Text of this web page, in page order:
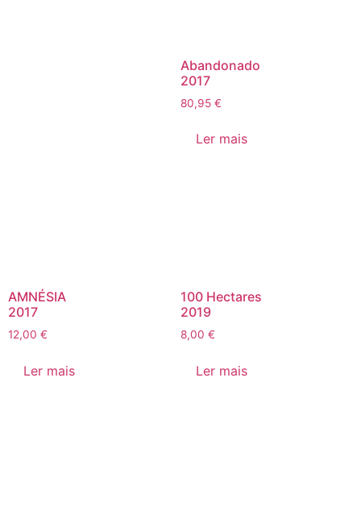
Abandonado
2017
80,95 €
Ler mais
AMNÉSIA
2017
12,00 €
Ler mais
100 Hectares
2019
8,00 €
Ler mais